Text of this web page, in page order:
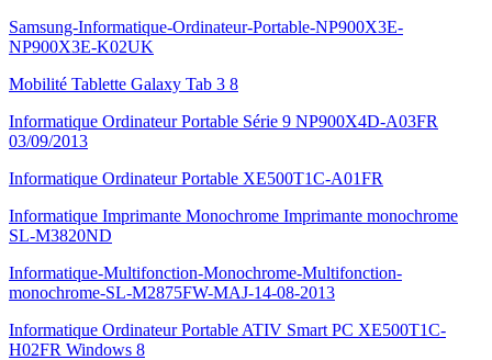
Samsung-Informatique-Ordinateur-Portable-NP900X3E-
NP900X3E-K02UK
Mobilité Tablette Galaxy Tab 3 8
Informatique Ordinateur Portable Série 9 NP900X4D-A03FR
03/09/2013
Informatique Ordinateur Portable XE500T1C-A01FR
Informatique Imprimante Monochrome Imprimante monochrome
SL-M3820ND
Informatique-Multifonction-Monochrome-Multifonction-
monochrome-SL-M2875FW-MAJ-14-08-2013
Informatique Ordinateur Portable ATIV Smart PC XE500T1C-
H02FR Windows 8